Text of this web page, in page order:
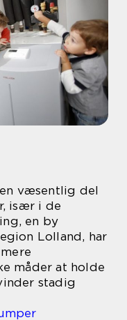
væsentlig del
især i de
en by
Lolland, har
måder at holde
stadig